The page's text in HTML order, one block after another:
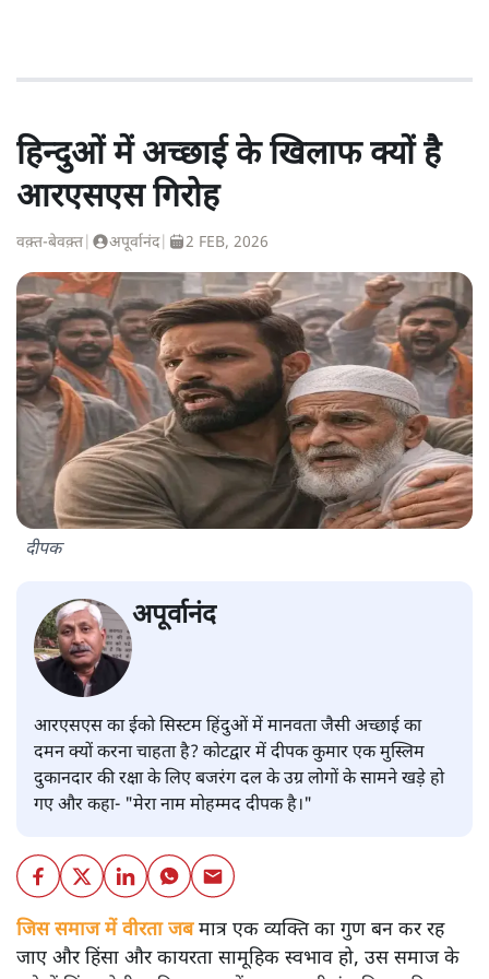
हिन्दुओं में अच्छाई के खिलाफ क्यों है
आरएसएस गिरोह
वक़्त-बेवक़्त अपूर्वानंद| 2 FEB, 2026
दीपक
अपूर्वानंद
आरएसएस का ईको सिस्टम हिंदुओं में मानवता जैसी अच्छाई का
दमन क्यों करना चाहता है? कोटद्वार में दीपक कुमार एक मुस्लिम
दुकानदार की रक्षा के लिए बजरंग दल के उग्र लोगों के सामने खड़े हो
गए और कहा- "मेरा नाम मोहम्मद दीपक है।"
जिस समाज में वीरता जबमात्र एक व्यक्ति का गुण बन कर रह
जाए और हिंसा और कायरता सामूहिक स्वभाव हो, उस समाज के